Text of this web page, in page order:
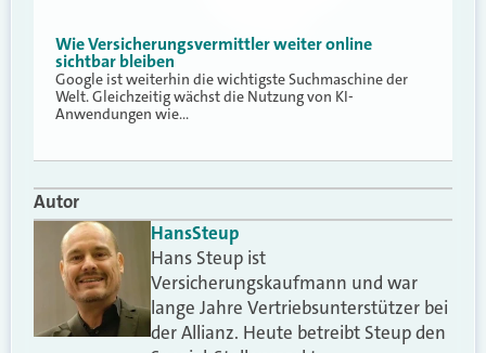
Wie Versicherungsvermittler weiter online
sichtbar bleiben
Google ist weiterhin die wichtigste Suchmaschine der
Welt. Gleichzeitig wächst die Nutzung von KI-
Anwendungen wie…
Autor
HansSteup
Hans Steup ist
Versicherungskaufmann und war
lange Jahre Vertriebsunterstützer bei
der Allianz. Heute betreibt Steup den